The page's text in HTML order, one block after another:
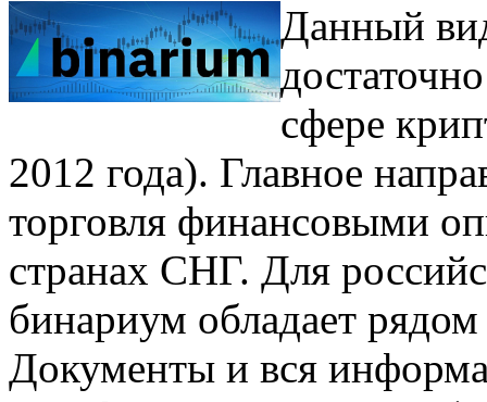
Данный
сфере
2012 года). Главное
торговля финансовыми
странах СНГ. Для
бинариум обладает
Документы и вся